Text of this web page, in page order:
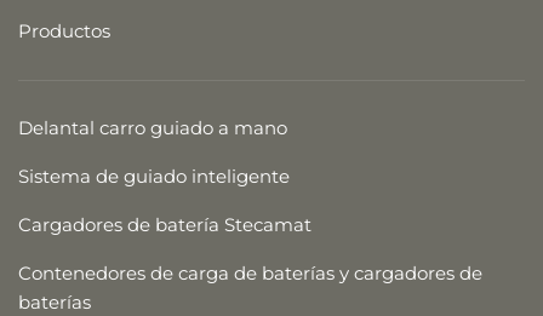
Productos
Delantal carro guiado a mano
Sistema de guiado inteligente
Cargadores de batería Stecamat
Contenedores de carga de baterías y cargadores de
baterías